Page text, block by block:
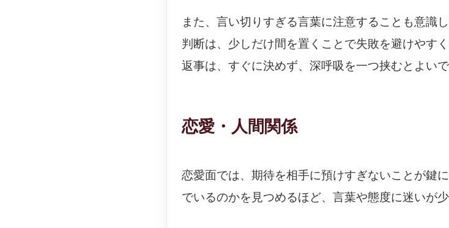
また、言い切りすぎる言葉に注意することも意識
判断は、少しだけ間を置くことで失敗を避けやす
返事は、すぐに決めず、深呼吸を一つ挟むとよいで
恋愛・人間関係
恋愛面では、期待を相手に預けすぎないことが鍵
でいるのかを見つめるほど、言葉や態度に迷いが少